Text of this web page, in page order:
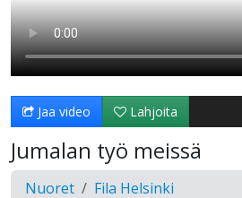
Jaa video Lahjoita
Jumalan työ meissä
Nuoret Fila Helsinki